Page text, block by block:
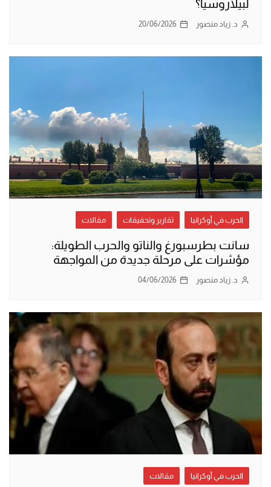
لبيلاروسيا؟
د. زياد منصور 20/06/2026
الحرب في أوكرانيا تقارير وتحقيقات مقالات
سانت بطرسبورغ والناتو والحرب الطويلة:
مؤشرات على مرحلة جديدة من المواجهة
د. زياد منصور 04/06/2026
الحرب في أوكرانيا مقالات